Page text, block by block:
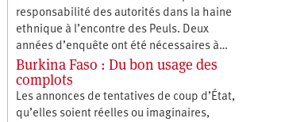
responsabilité des autorités dans la haine
ethnique à l’encontre des Peuls. Deux
années d’enquête ont été nécessaires à…
Burkina Faso : Du bon usage des
complots
Les annonces de tentatives de coup d’État,
qu’elles soient réelles ou imaginaires,